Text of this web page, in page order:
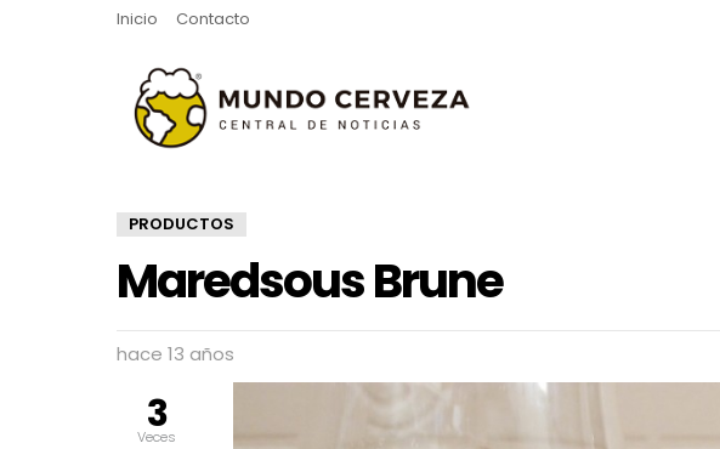
Inicio Contacto
PRODUCTOS
Maredsous Brune
hace 13 años
3
Veces